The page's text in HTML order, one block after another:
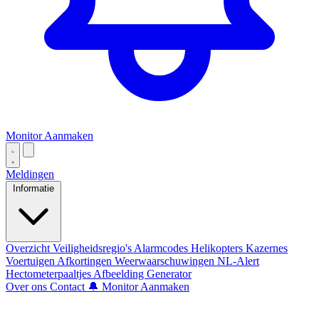
Monitor Aanmaken
Meldingen
Informatie
Overzicht Veiligheidsregio's Alarmcodes Helikopters Kazernes
Voertuigen Afkortingen Weerwaarschuwingen NL-Alert
Hectometerpaaltjes Afbeelding Generator
Over ons Contact 🔔 Monitor Aanmaken